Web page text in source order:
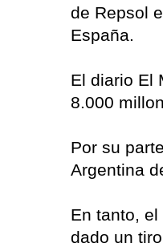
de Repsol
España.
El diario El
8.000
Por su
Argentina
En tanto,
dado un